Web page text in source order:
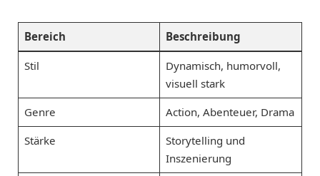
Bereich Beschreibung
Stil
Dynamisch, humorvoll,
visuell stark
Genre
Action, Abenteuer, Drama
Stärke
Storytelling und
Inszenierung